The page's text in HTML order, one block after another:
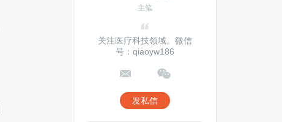
主笔
关注医疗科技领域。微信
号：qiaoyw186
发私信